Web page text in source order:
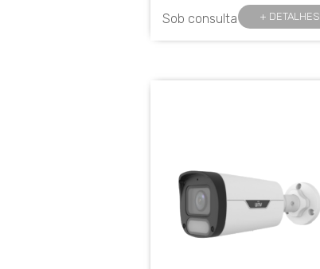
LIUF/SRB(2.8MM) -
HIKVISION Cód: 8559
Sob consulta + DETALHES